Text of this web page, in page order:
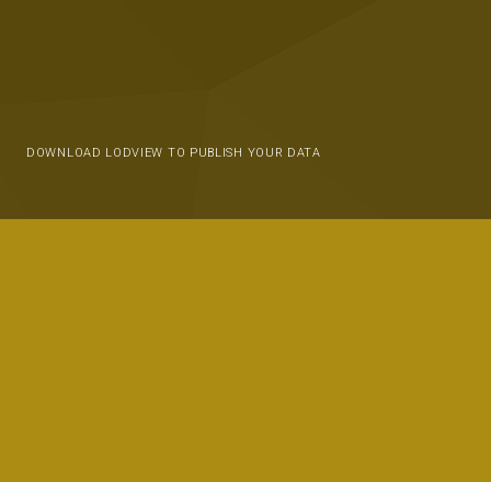
DOWNLOAD LODVIEW TO PUBLISH YOUR DATA